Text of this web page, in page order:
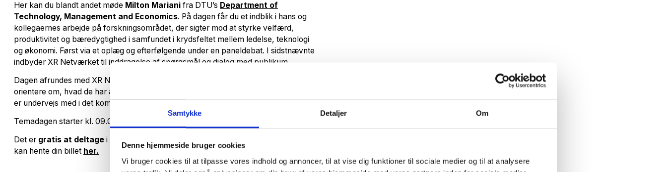
Samtykke Detaljer Om
Denne hjemmeside bruger cookies
Vi bruger cookies til at tilpasse vores indhold og annoncer, til at vise dig funktioner til sociale medier og til at analysere
Her kan du blandt andet møde Milton Mariani fra DTU’s Department of
Technology, Management and Economics. På dagen får du et indblik i hans og
kollegaernes arbejde på forskningsområdet, der sigter mod at styrke velfærd,
produktivitet og bæredygtighed i samfundet i krydsfeltet mellem ledelse, teknologi
og økonomi. Først via et oplæg og efterfølgende under en paneldebat. I sidstnævnte
indbyder XR Netværket til inddragelse af spørgsmål og dialog med publikum.
Dagen afrundes med XR Netværkets årlige generalforsamling, hvor bestyrelsen vil
orientere om, hvad de har arbejdet med i det forgangne år, og hvilke nye initiativer de
er undervejs med i det kommende år. Derudover vil bestyrelsen også være på valg.
Temadagen starter kl. 09.00 med kaffe og registrering, og afrundes kl. 12.00.
Det er gratis at deltage i Health & Rehab Scandinavia. Læs om messen
kan hente din billet her.